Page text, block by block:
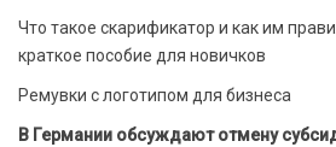
Что такое скарификатор и как им
краткое пособие для новичков
Ремувки с логотипом для бизнеса
В Германии обсуждают отмену